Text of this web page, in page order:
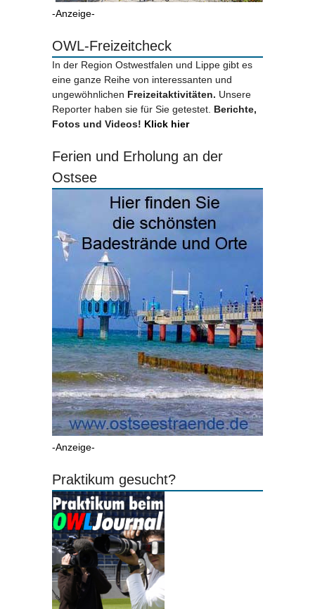
-Anzeige-
OWL-Freizeitcheck
In der Region Ostwestfalen und Lippe gibt es
eine ganze Reihe von interessanten und
ungewöhnlichen Freizeitaktivitäten. Unsere
Reporter haben sie für Sie getestet. Berichte,
Fotos und Videos! Klick hier
Ferien und Erholung an der
Ostsee
-Anzeige-
Praktikum gesucht?